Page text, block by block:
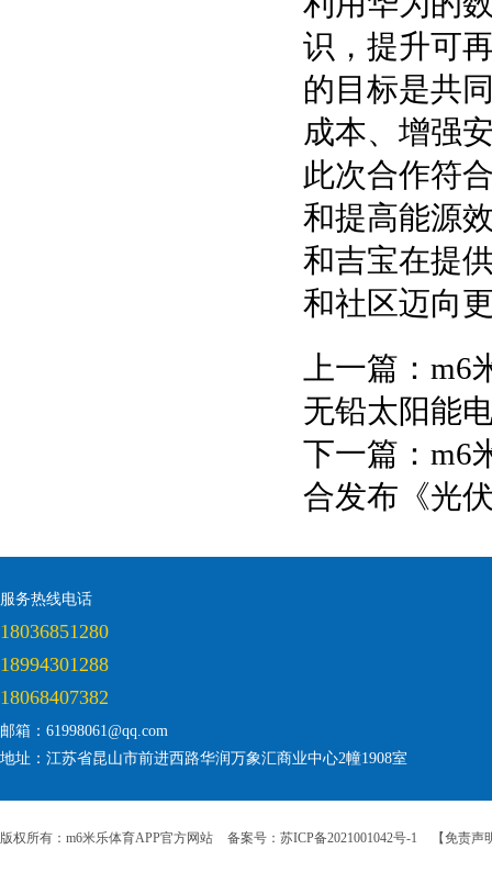
识，提升可
的目标是共
成本、增强
此次合作符
和提高能源
和吉宝在提
和社区迈向
上一篇： m6
无铅太阳能
下一篇： m6
合发布《光
服务热线电话
18036851280
18994301288
18068407382
邮箱：61998061@qq.com
地址：江苏省昆山市前进西路华润万象汇商业中心2幢1908室
版权所有：m6米乐体育APP官方网站 备案号：苏ICP备2021001042号-1 【免责声